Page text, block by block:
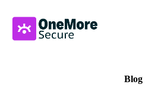
Blog